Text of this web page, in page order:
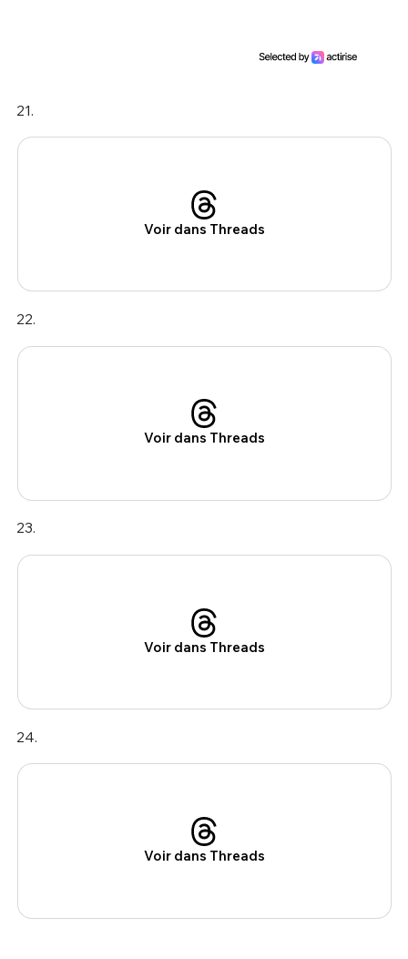
21.
Voir dans Threads
22.
Voir dans Threads
23.
Voir dans Threads
24.
Voir dans Threads